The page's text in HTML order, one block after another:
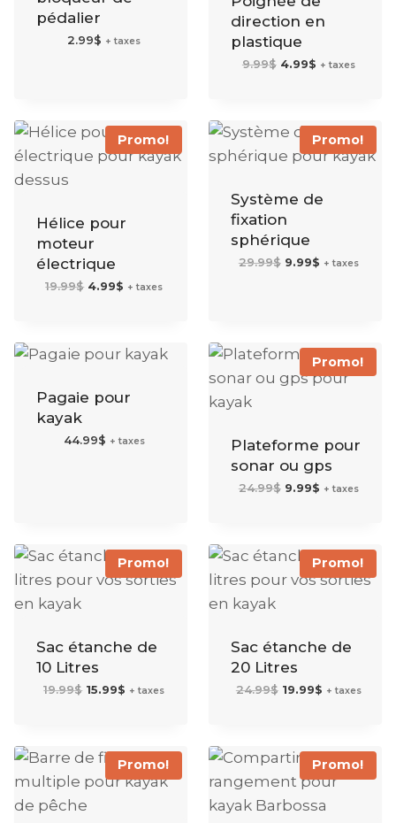
pédalier
2.99$ + taxes
direction en
plastique
9.99$ Le
prix
4.99$Le
prix
+ taxes
Promo!
Hélice pour
moteur
électrique
19.99$ Le
prix
4.99$ Le
prix
+ taxes
Promo!
Système de
fixation
sphérique
29.99$ Le
prix
9.99$Le
prix
+ taxes
Pagaie pour
kayak
44.99$ + taxes
Promo!
Plateforme pour
sonar ou gps
24.99$ Le
prix
9.99$Le
prix
+ taxes
Promo!
Sac étanche de
10 Litres
19.99$ Le
prix
15.99$ Le
prix
+ taxes
Promo!
Sac étanche de
20 Litres
24.99$ Le
prix
19.99$Le
prix
+ taxes
Promo! Promo!